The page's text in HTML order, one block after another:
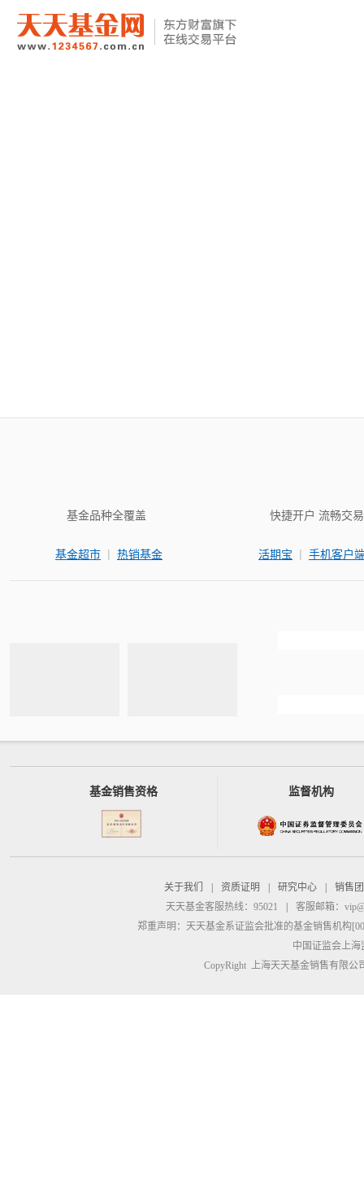
基金品种全覆盖
基金超市 | 热销基金
快捷开户 流畅交易
活期宝 | 手机客户
基金销售资格 监督机构
关于我们 资质证明 研究中心
销售
天天基金客服热线：95021
客服邮箱：
郑重声明： 天天基金系证监会批准的基金销售机构
中国证监会上
CopyRight 上海天天基金销售有限